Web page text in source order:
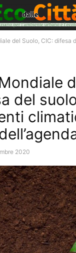
del Suolo, CIC: difesa
del
2020